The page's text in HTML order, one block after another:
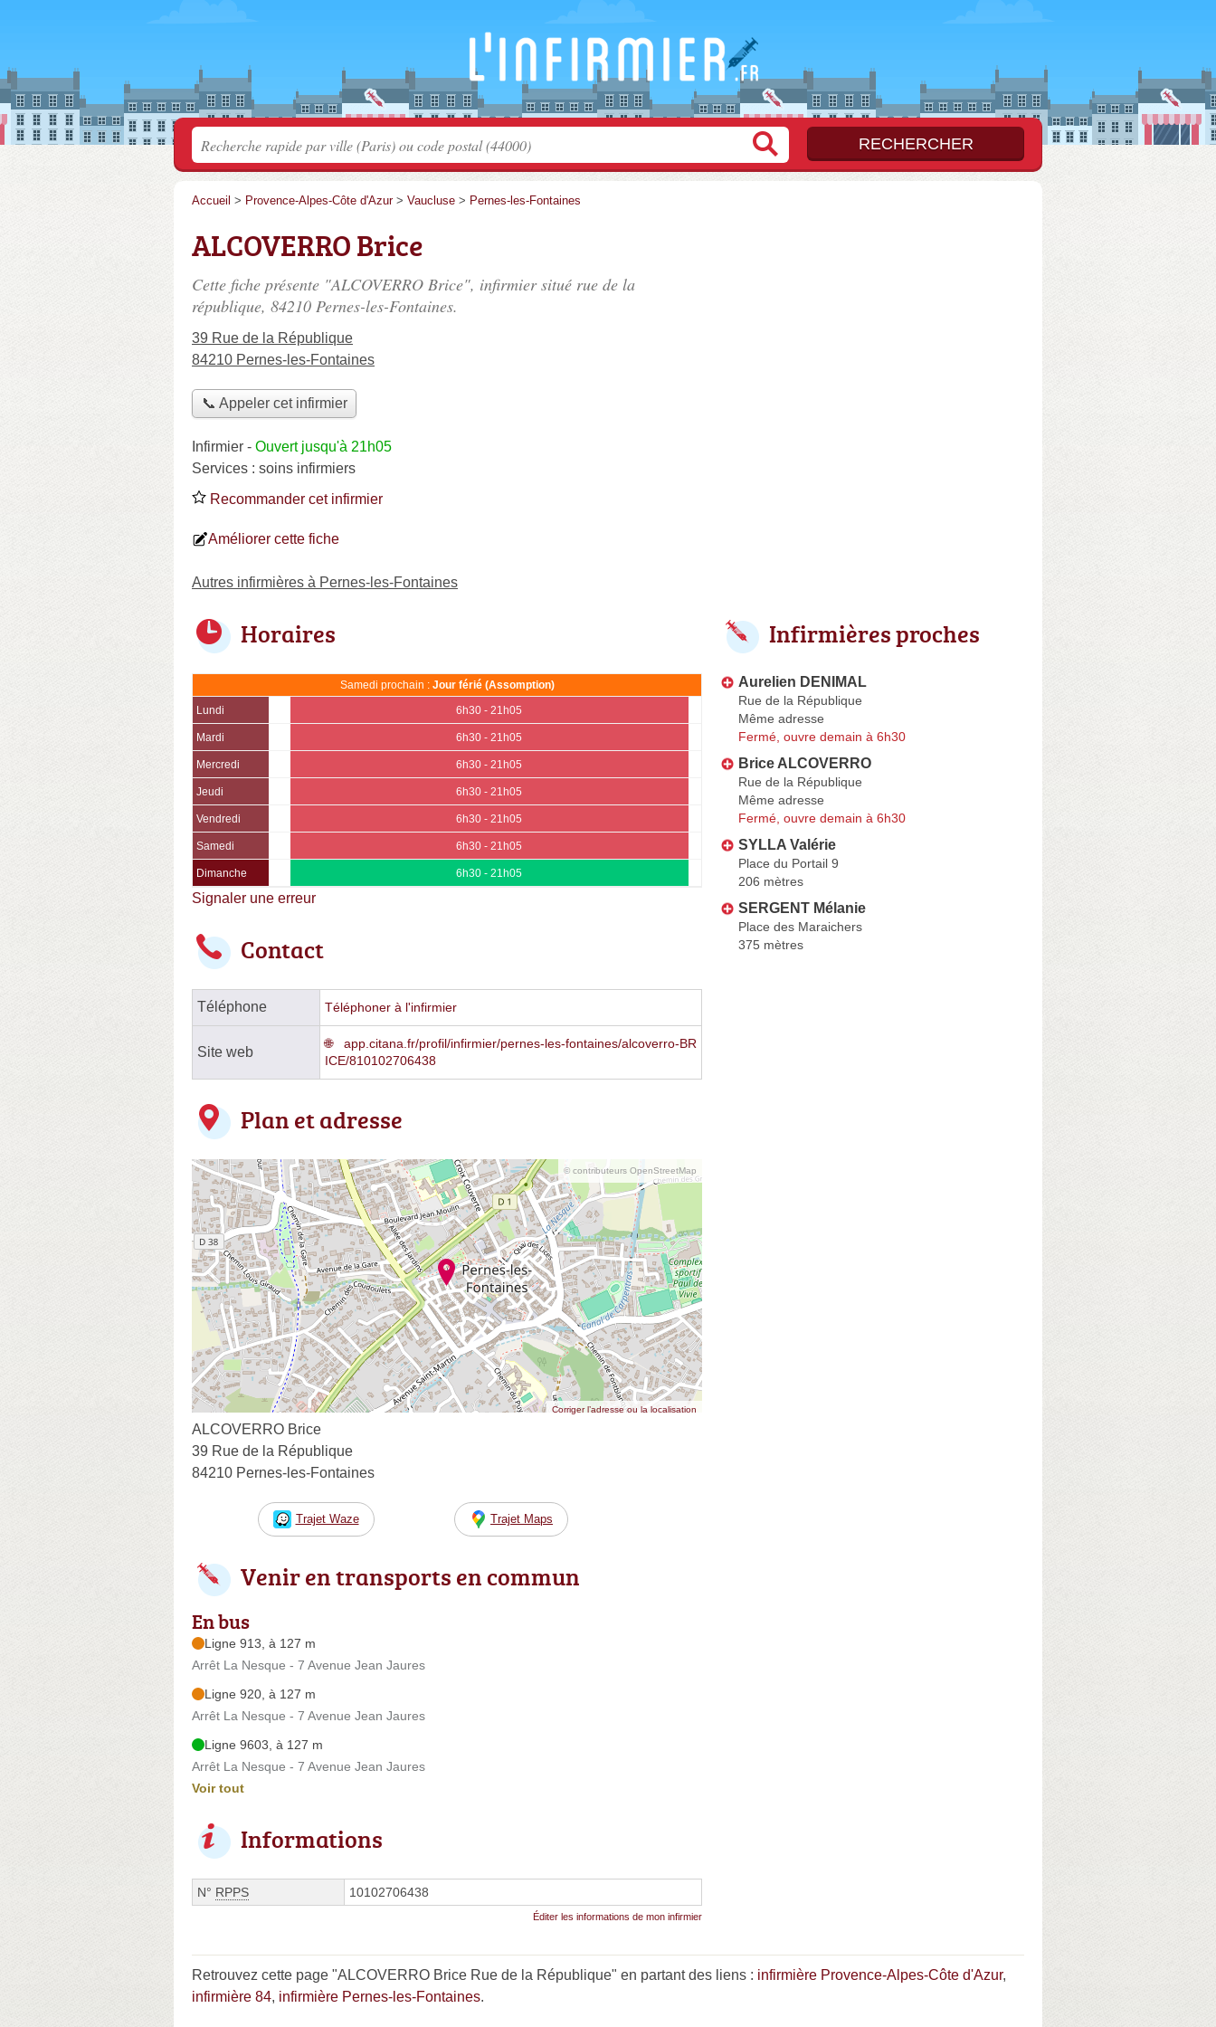
Accueil > Provence-Alpes-Côte d'Azur> Vaucluse > Pernes-les-Fontaines
ALCOVERRO Brice
Cette fiche présente "ALCOVERRO Brice", infirmier situé rue de la
république, 84210 Pernes-les-Fontaines.
39 Rue de la République
84210 Pernes-les-Fontaines
📞 Appeler cet infirmier
Infirmier - Ouvert jusqu'à 21h05
Services : soins infirmiers
Recommander cet infirmier
Améliorer cette fiche
Autres infirmières à Pernes-les-Fontaines
Horaires
Samedi prochain : Jour férié (Assomption)
Lundi 6h30 - 21h05
Mardi 6h30 - 21h05
Mercredi 6h30 - 21h05
Jeudi 6h30 - 21h05
Vendredi 6h30 - 21h05
Samedi 6h30 - 21h05
Dimanche 6h30 - 21h05
Signaler une erreur
Contact
Téléphone Téléphoner à l'infirmier
Site web
app.citana.fr/profil/infirmier/pernes-les-fontaines/alcoverro-BR
ICE/810102706438
Plan et adresse
© contributeurs OpenStreetMap
Corriger l’adresse ou la localisation
ALCOVERRO Brice
39 Rue de la République
84210 Pernes-les-Fontaines
Trajet Waze Trajet Maps
Venir en transports en commun
En bus
Ligne 913, à 127 m
Arrêt La Nesque - 7 Avenue Jean Jaures
Ligne 920, à 127 m
Arrêt La Nesque - 7 Avenue Jean Jaures
Ligne 9603, à 127 m
Arrêt La Nesque - 7 Avenue Jean Jaures
Voir tout
Informations
N° RPPS 10102706438
Éditer les informations de mon infirmier
Infirmières proches
Aurelien DENIMAL
Rue de la République
Même adresse
Fermé, ouvre demain à 6h30
Brice ALCOVERRO
Rue de la République
Même adresse
Fermé, ouvre demain à 6h30
SYLLA Valérie
Place du Portail 9
206 mètres
SERGENT Mélanie
Place des Maraichers
375 mètres
Retrouvez cette page "ALCOVERRO Brice Rue de la République" en partant des liens : infirmière Provence-Alpes-Côte d'Azur,
infirmière 84, infirmière Pernes-les-Fontaines.